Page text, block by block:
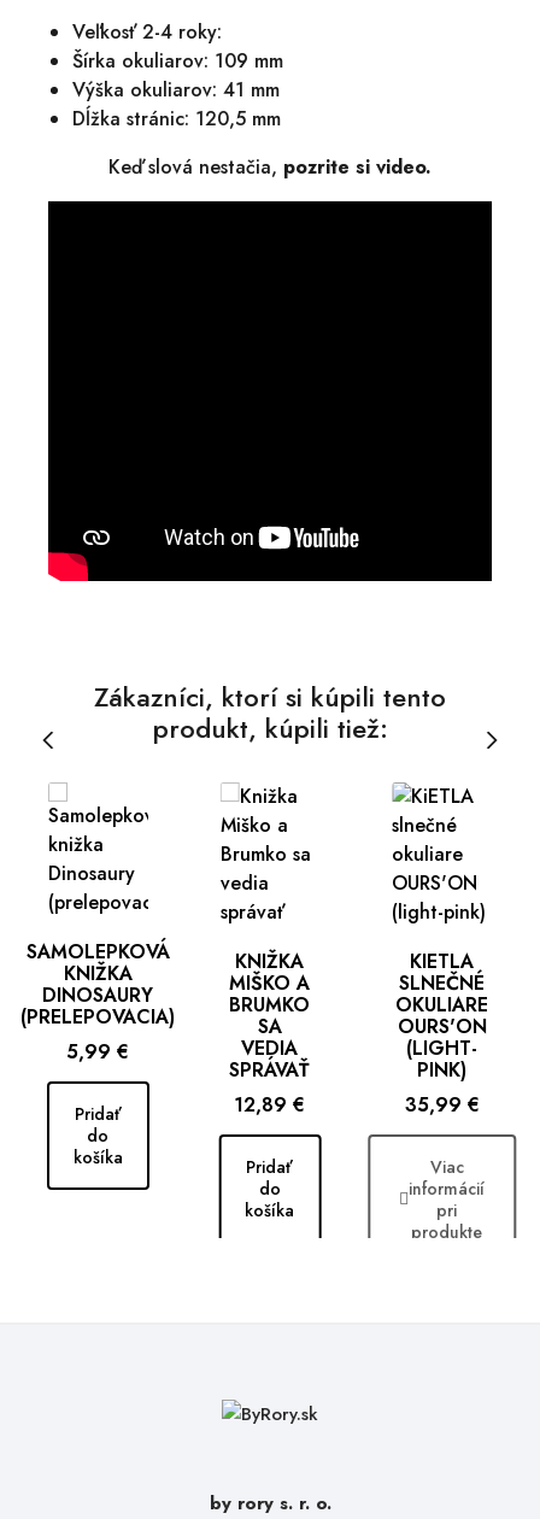
Veľkosť 2-4 roky:
Šírka okuliarov: 109 mm
Výška okuliarov: 41 mm
Dĺžka stránic: 120,5 mm
Keď slová nestačia, pozrite si video.
Zákazníci, ktorí si kúpili tento
produkt, kúpili tiež:
SAMOLEPKOVÁ
KNIŽKA
DINOSAURY
(PRELEPOVACIA)
Cena
5,99 €
Pridať
do
košíka
KNIŽKA
MIŠKO A
BRUMKO
SA
VEDIA
SPRÁVAŤ
Cena
12,89 €
Pridať
do
košíka
KIETLA
SLNEČNÉ
OKULIARE
OURS'ON
(LIGHT-
PINK)
Cena
35,99 €
Viac
informácií
pri
produkte
by rory s. r. o.